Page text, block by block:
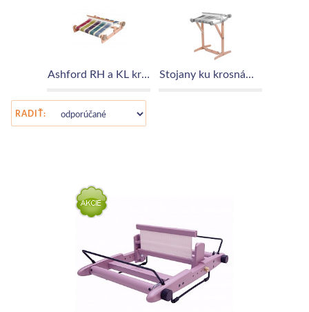
Ashford RH a KL krosná
RADIŤ: